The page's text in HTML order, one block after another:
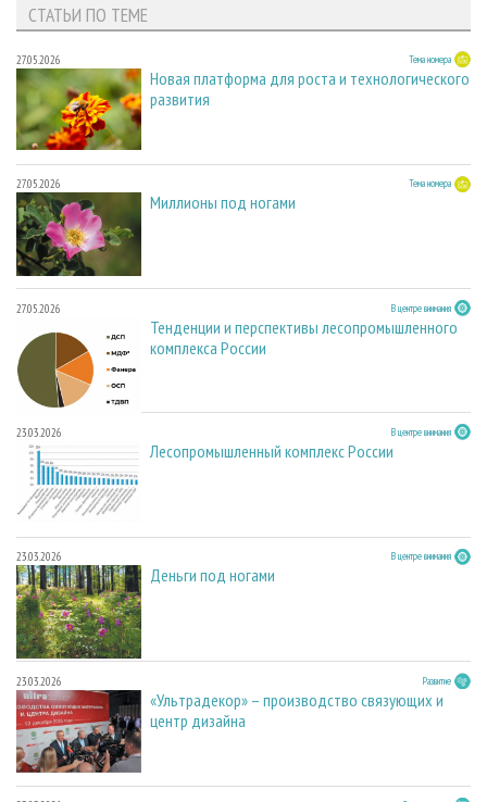
СТАТЬИ ПО ТЕМЕ
27.05.2026 Тема номера
Новая платформа для роста и технологического
развития
27.05.2026 Тема номера
Миллионы под ногами
27.05.2026 В центре внимания
Тенденции и перспективы лесопромышленного
комплекса России
23.03.2026 В центре внимания
Лесопромышленный комплекс России
23.03.2026 В центре внимания
Деньги под ногами
23.03.2026 Развитие
«Ультрадекор» – производство связующих и
центр дизайна